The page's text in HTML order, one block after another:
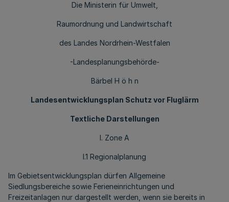
Die Ministerin für Umwelt,
Raumordnung und Landwirtschaft
des Landes Nordrhein-Westfalen
-Landesplanungsbehörde-
Bärbel H ö h n
Landesentwicklungsplan Schutz vor Fluglärm
Textliche Darstellungen
I. Zone A
I.1 Regionalplanung
Im Gebietsentwicklungsplan dürfen Allgemeine
Siedlungsbereiche sowie Ferieneinrichtungen und
Freizeitanlagen nur dargestellt werden, wenn sie bereits in